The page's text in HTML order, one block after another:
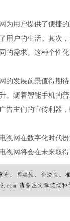
为用户提供了便捷
用户的生活。其次
的需求。这种个性
的发展前景值得期
。随着智能手机的
告主们的宣传利器，
视网在数字化时代
视网将会在未来取